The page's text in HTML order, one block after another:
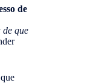
de
de que